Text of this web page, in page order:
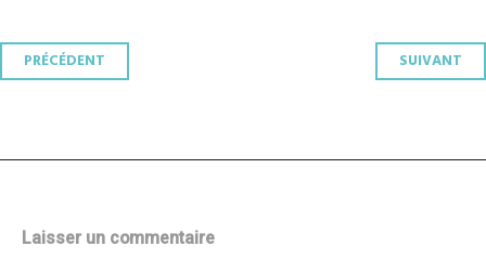
Navigation
PRÉCÉDENT SUIVANT
Laisser un commentaire